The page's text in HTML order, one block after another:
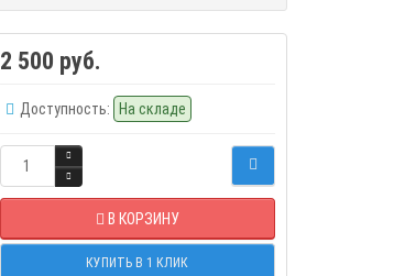
2 500 руб.
Доступность: На складе
В КОРЗИНУ
КУПИТЬ В 1 КЛИК